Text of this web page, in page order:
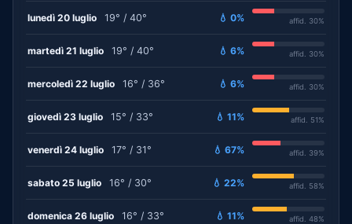
lunedì 20 luglio 19° / 40° 💧 0% affid. 30%
martedì 21 luglio 19° / 40° 💧 6% affid. 30%
mercoledì 22 luglio 16° / 36° 💧 6% affid. 30%
giovedì 23 luglio 15° / 33° 💧 11% affid. 51%
venerdì 24 luglio 17° / 31° 💧 67% affid. 39%
sabato 25 luglio 16° / 30° 💧 22% affid. 58%
domenica 26 luglio 16° / 33° 💧 11% affid. 48%